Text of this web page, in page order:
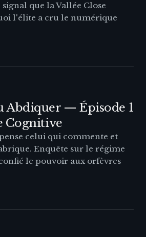
que la Vallée Close
l'élite a cru le numérique
Abdiquer — Épisode 1
Cognitive
celui qui commente et
Enquête sur le régime
le pouvoir aux orfèvres